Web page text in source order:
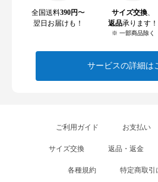
全国送料390円〜
翌日お届けも！
サイズ交換、
返品承ります！
※ 一部商品除く
サービスの詳細は
ご利用ガイド お支払い
サイズ交換 返品・返金
各種規約 特定商取引